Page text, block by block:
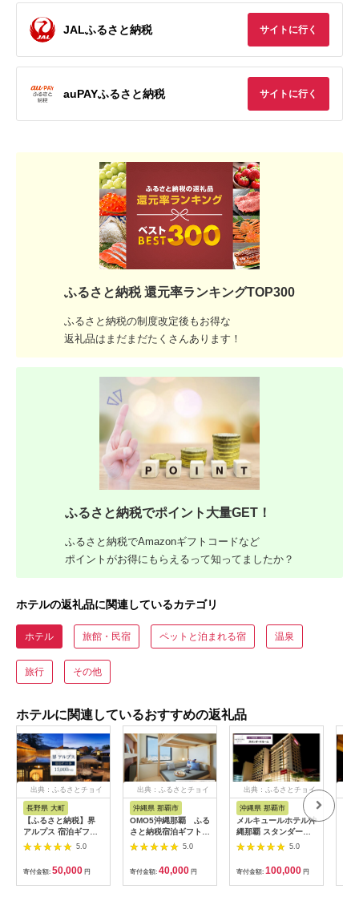
JALふるさと納税 サイトに行く
auPAYふるさと納税 サイトに行く
ふるさと納税 還元率ランキングTOP300
ふるさと納税の制度改定後もお得な
返礼品はまだまだたくさんあります！
ふるさと納税でポイント大量GET！
ふるさと納税でAmazonギフトコードなど
ポイントがお得にもらえるって知ってましたか？
ホテルの返礼品に関連しているカテゴリ
ホテル 旅館・民宿 ペットと泊まれる宿 温泉
旅行 その他
ホテルに関連しているおすすめの返礼品
出典：ふるさとチョイ
長野県 大町
【ふるさと納税】界
アルプス 宿泊ギフト
券（15,000円分）
【星野リゾート】
5.0
寄付金額: 50,000 円
出典：ふるさとチョイ
沖縄県 那覇市
OMO5沖縄那覇 ふる
さと納税宿泊ギフト券
(12,000円)
5.0
寄付金額: 40,000 円
出典：ふるさとチョイ
沖縄県 那覇市
メルキュールホテル沖
縄那覇 スタンダード
ルーム（1泊朝食付き
ペア宿泊券） ★特典
スパークリングワイン
１本★
5.0
寄付金額: 100,000 円